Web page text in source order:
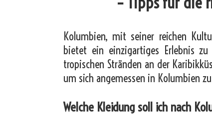
Kolumbien, mit seiner reichen
bietet ein einzigartiges Erlebnis
tropischen Stränden an der
um sich angemessen in Kolumbien
Welche Kleidung soll ich nach